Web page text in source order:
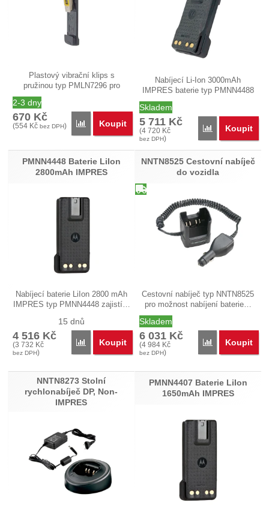
Plastový vibrační klips s
pružinou typ PMLN7296 pro
2-3 dny
670 Kč
(554 Kč bez DPH) Přidat 'PMLN7296 Vibrační klips na opasek
Koupit
Nabíjecí Li-Ion 3000mAh
IMPRES baterie typ PMNN4488
Skladem
5 711 Kč
(4 720 Kč
bez DPH)
Přidat
Koupit
PMNN4448 Baterie LiIon
2800mAh IMPRES
Nabíjecí baterie LiIon 2800 mAh
IMPRES typ PMNN4448 zajistí…
15 dnů
4 516 Kč
(3 732 Kč
bez DPH)
Přidat 'PMNN4448 Baterie LiIon 2800mAh
Koupit
NNTN8525 Cestovní nabíječ
do vozidla
Cestovní nabíječ typ NNTN8525
pro možnost nabíjení baterie…
Skladem
6 031 Kč
(4 984 Kč
bez DPH)
Přidat
Koupit
NNTN8273 Stolní
rychlonabíječ DP, Non-
IMPRES
PMNN4407 Baterie LiIon
1650mAh IMPRES